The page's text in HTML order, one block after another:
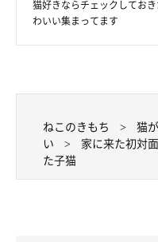
猫好きならチェックしてお
わいい集まってます
ねこのきもち 猫
い
家に来た初対
た子猫